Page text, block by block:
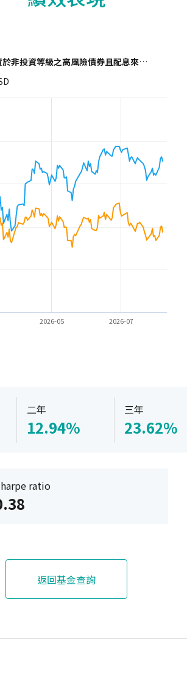
資等級之高風險債券且配息來源可能為本金)
2026-05 2026-07
二年
12.94%
三年
23.62%
ratio
返回基金查詢